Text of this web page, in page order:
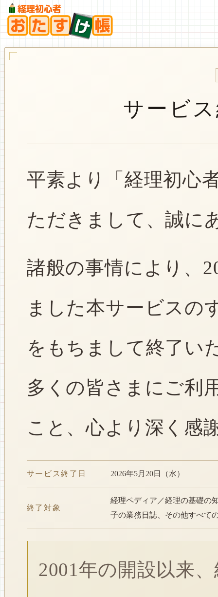
サービ
平素より「経理初心
ただきまして、誠に
諸般の事情により、
ました本サービスの
をもちまして終了い
多くの皆さまにご利
こと、心より深く感
サービス終了日 2026年5月20日（水）
終了対象
経理ペディア／経理の基礎の
子の業務日誌、その他すべて
2001年の開設以来